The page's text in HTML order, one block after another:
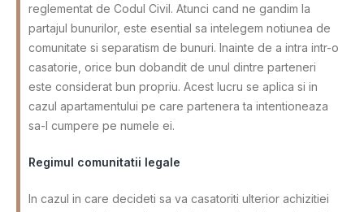
reglementat de Codul Civil. Atunci cand ne gandim la
partajul bunurilor, este esential sa intelegem notiunea de
comunitate si separatism de bunuri. Inainte de a intra intr-o
casatorie, orice bun dobandit de unul dintre parteneri
este considerat bun propriu. Acest lucru se aplica si in
cazul apartamentului pe care partenera ta intentioneaza
sa-l cumpere pe numele ei.
Regimul comunitatii legale
In cazul in care decideti sa va casatoriti ulterior achizitiei